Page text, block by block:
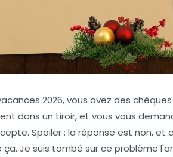
2026, vous avez des
dans un tiroir, et vous vous
Spoiler : la réponse est non, et
ça. Je suis tombé sur ce problème